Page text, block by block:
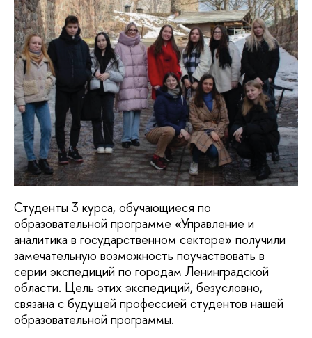
Студенты 3 курса, обучающиеся по
образовательной программе «Управление и
аналитика в государственном секторе» получили
замечательную возможность поучаствовать в
серии экспедиций по городам Ленинградской
области. Цель этих экспедиций, безусловно,
связана с будущей профессией студентов нашей
образовательной программы.